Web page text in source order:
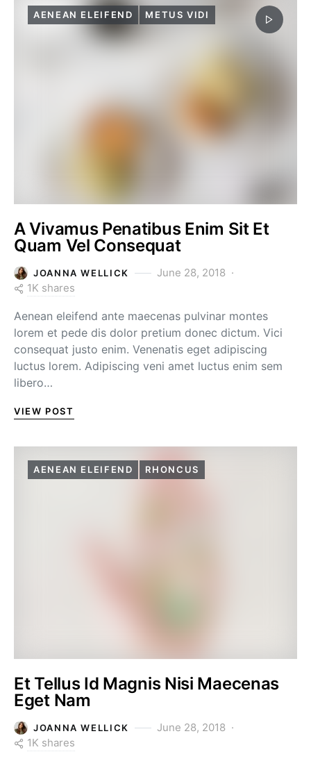
AENEAN ELEIFEND METUS VIDI
A Vivamus Penatibus Enim Sit Et
Quam Vel Consequat
JOANNA WELLICK
June 28, 2018
1K shares
Aenean eleifend ante maecenas pulvinar montes
lorem et pede dis dolor pretium donec dictum. Vici
consequat justo enim. Venenatis eget adipiscing
luctus lorem. Adipiscing veni amet luctus enim sem
libero…
VIEW POST
AENEAN ELEIFEND RHONCUS
Et Tellus Id Magnis Nisi Maecenas
Eget Nam
JOANNA WELLICK
June 28, 2018
1K shares